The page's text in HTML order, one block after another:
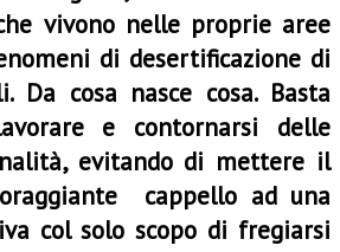
vivono nelle proprie aree
di desertificazione di
Da cosa nasce cosa. Basta
e contornarsi delle
evitando di mettere il
cappello ad una
col solo scopo di fregiarsi